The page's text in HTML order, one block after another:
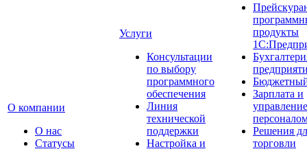
О компании
О нас
Cтатусы
Услуги
Консультации
по выбору
программного
обеспечения
Линия
технической
поддержки
Настройка и
продукты
Зарплата и
управление
Решения
торговли